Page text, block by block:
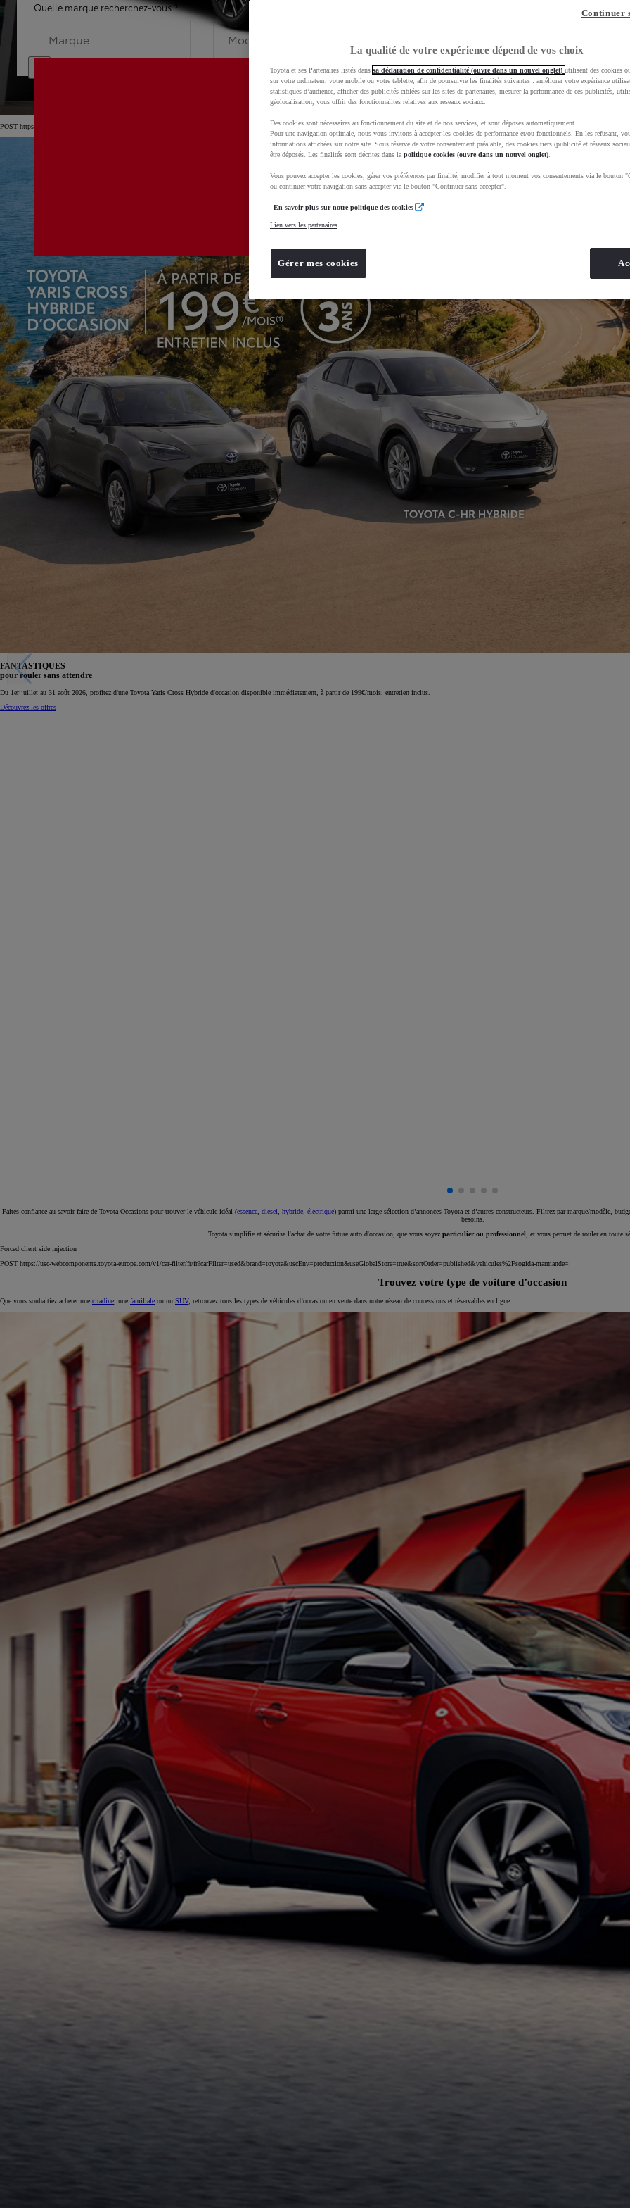
Quelle marque recherchez-vous ?
Marque
Quel modèle recherchez-vous ?
Modèle
Dans quelle
POST https://usc-webcomponents.toyota-europe.com/v1/car-filter-header/fr/fr?carFilter=used&brand=toyota&uscEnv=production&useGlobalStore=true&vehicules%2Fsogida-marmande=
Faites confiance au savoir-faire de Toyota Occasions pour trouver le véhicule idéal (essence, diesel hybride, électrique) parmi une large sélection d’annonces Toyota et d’autres constructeurs. Filtrez par marque/modèle,
besoins.
Toyota simplifie et sécurise l'achat de votre future auto d'occasion, que vous soyez particulier ou professionnel , et vous permet de rouler en toute
Forced client side injection
POST https://usc-webcomponents.toyota-europe.com/v1/car-filter/fr/fr?carFilter=used&brand=toyota&uscEnv=production&useGlobalStore=true&sortOrder=published&vehicules%2Fsogida-marmande=
Trouvez votre type de voiture d’occasion
Que vous souhaitiez acheter une citadine , une familiale ou un SUV, retrouvez tous les types de véhicules d’occasion en vente dans notre réseau de concessions et réservables en ligne.
La qualité de votre expérience dépend de vos choix
Toyota et ses Partenaires listés dans sa déclaration de confidentialité (ouvre dans un nouvel onglet) utilisent des cookies
sur votre ordinateur, votre mobile ou votre tablette, afin de poursuivre les finalités suivantes : améliorer votre expérience
statistiques d’audience, afficher des publicités ciblées sur les sites de partenaires, mesurer la performance de ces publicités,
géolocalisation, vous offrir des fonctionnalités relatives aux réseaux sociaux.
Des cookies sont nécessaires au fonctionnement du site et de nos services, et sont déposés automatiquement.
Pour une navigation optimale, nous vous invitons à accepter les cookies de performance et/ou fonctionnels. En les refusant,
informations affichées sur notre site. Sous réserve de votre consentement préalable, des cookies tiers (publicité et réseaux
être déposés. Les finalités sont décrites dans la politique cookies (ouvre dans un nouvel onglet)
Vous pouvez accepter les cookies, gérer vos préférences par finalité, modifier à tout moment vos consentements via le bouton
ou continuer votre navigation sans accepter via le bouton "Continuer sans accepter".
En savoir plus sur notre politique des cookies
Lien vers les partenaires
Gérer mes cookies
Continuer